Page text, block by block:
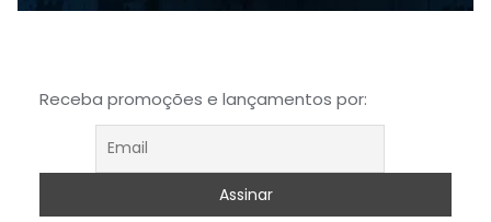
Receba promoções e lançamentos por: